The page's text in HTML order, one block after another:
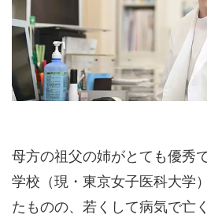
母方の祖父の姉がとても優秀
学校（現・東京女子医科大学
たものの、若くして病気で亡